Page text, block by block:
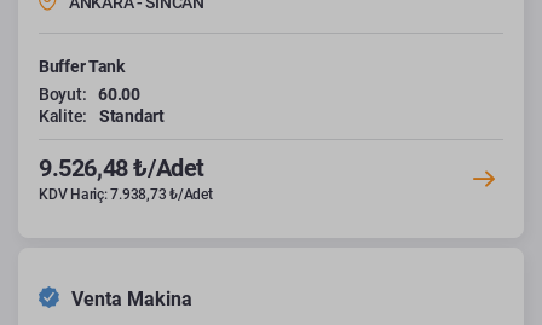
Buffer Tank
Boyut:
60.00
Kalite:
Standart
9.526,48 ₺/Adet
KDV Hariç: 7.938,73 ₺/Adet
Venta Makina